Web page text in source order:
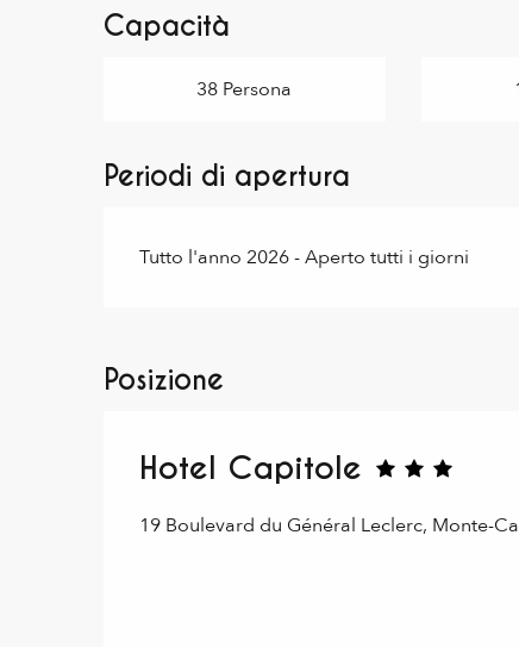
Capacità
38 Persona
Periodi di apertura
Tutto l'anno 2026 - Aperto tutti i giorni
Posizione
Hotel Capitole
19 Boulevard du Général Leclerc, Monte-